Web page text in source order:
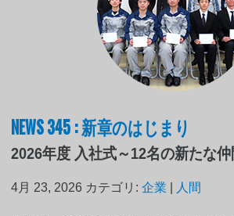
NEWS 345 : 新章のはじまり
2026年度 入社式～12名の新たな
4月 23, 2026 カテゴリ:企業 人間